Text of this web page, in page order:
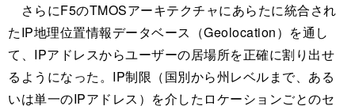
さらにF5のTMOSアーキテクチャにあらたに統合され
たIP地理位置情報データベース（Geolocation）を通し
て、IPアドレスからユーザーの居場所を正確に割り出せ
るようになった。IP制限（国別から州レベルまで、ある
いは単一のIPアドレス）を介したロケーションごとのセ